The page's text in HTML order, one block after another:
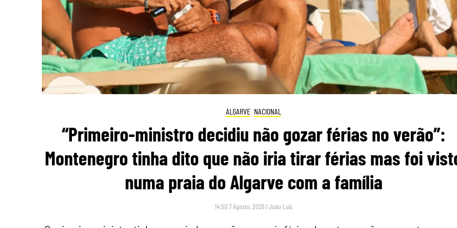
ALGARVE NACIONAL
“Primeiro-ministro decidiu não gozar férias no verão”:
Montenegro tinha dito que não iria tirar férias mas foi
numa praia do Algarve com a família
14:50 7 Agosto, 2026 |João Luís